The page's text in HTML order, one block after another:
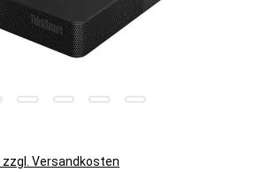
zzgl. Versandkosten